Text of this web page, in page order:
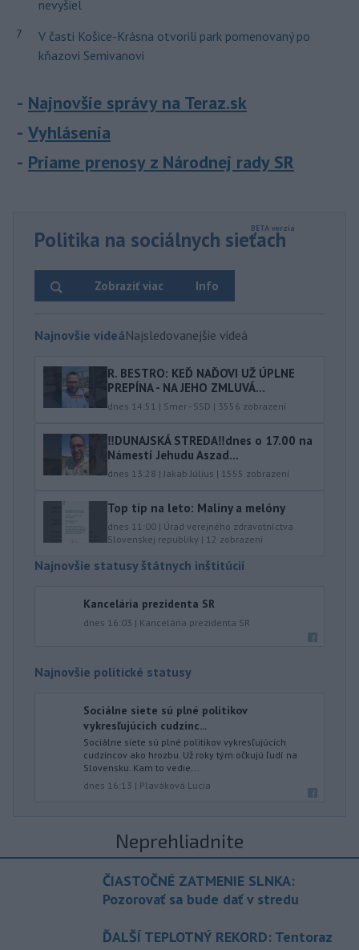
nevyšiel
7
V časti Košice-Krásna otvorili park pomenovaný po
kňazovi Semivanovi
Najnovšie správy na Teraz.sk
Vyhlásenia
Priame prenosy z Národnej rady SR
Politika na sociálnych sieťach
Info
Zobraziť viac
Najnovšie videáNajsledovanejšie videá
R. BESTRO: KEĎ NAĎOVI UŽ ÚPLNE
PREPÍNA - NA JEHO ZMLUVÁ...
dnes 14:51 | Smer - SSD | 3556 zobrazení
‼️DUNAJSKÁ STREDA‼️dnes o 17.00 na
Námestí Jehudu Aszad...
dnes 13:28 |Jakab Július | 1555 zobrazení
Top tip na leto: Maliny a melóny
dnes 11:00 | Úrad verejného zdravotníctva
Slovenskej republiky | 12 zobrazení
Najnovšie statusy štátnych inštitúcií
Kancelária prezidenta SR
dnes 16:03 | Kancelária prezidenta SR
Najnovšie politické statusy
Sociálne siete sú plné politikov
vykresľujúcich cudzinc...
Sociálne siete sú plné politikov vykresľujúcich
cudzincov ako hrozbu. Už roky tým očkujú ľudí na
Slovensku. Kam to vedie...
dnes 16:13 | Plaváková Lucia
Neprehliadnite
ČIASTOČNÉ ZATMENIE SLNKA:
Pozorovať sa bude dať v stredu
ĎALŠÍ TEPLOTNÝ REKORD: Tentoraz